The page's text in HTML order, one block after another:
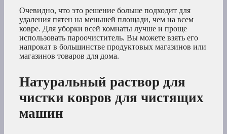
Очевидно, что это решение больше подходит для
удаления пятен на меньшей площади, чем на всем
ковре. Для уборки всей комнаты лучше и проще
использовать пароочиститель. Вы можете взять его
напрокат в большинстве продуктовых магазинов или
магазинов товаров для дома.
Натуральный раствор для
чистки ковров для чистящих
машин